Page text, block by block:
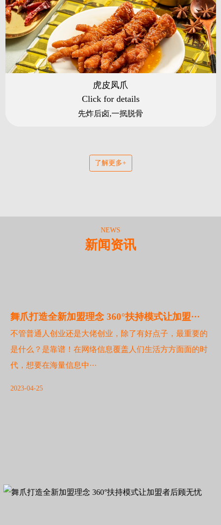
虎皮凤爪
Click for details
先炸后卤,一抿脱骨
了解更多+
NEWS
新闻资讯
舞爪打造全新加盟理念 360°扶持模式让加盟···
不管普通人创业还是大佬创业，除了有好点子，最重要的
是什么？是靠谱！在网络信息覆盖人们生活方方面面的时
代，想要在海量信息中···
2023-04-25